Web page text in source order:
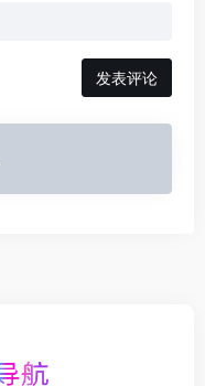
发表评论